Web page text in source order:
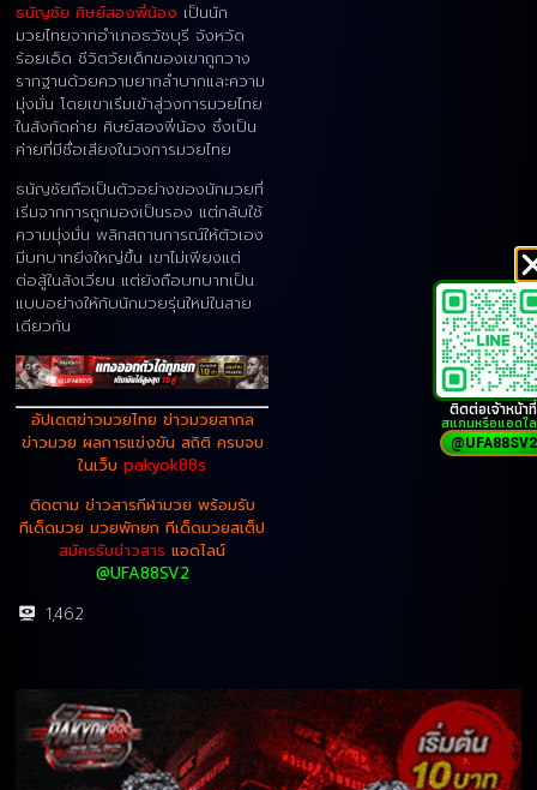
ธนัญชัย ศิษย์สองพี่น้อง เป็นนัก
มวยไทยจากอำเภอธวัชบุรี จังหวัด
ร้อยเอ็ด ชีวิตวัยเด็กของเขาถูกวาง
รากฐานด้วยความยากลำบากและความ
มุ่งมั่น โดยเขาเริ่มเข้าสู่วงการมวยไทย
ในสังกัดค่าย ศิษย์สองพี่น้อง ซึ่งเป็น
ค่ายที่มีชื่อเสียงในวงการมวยไทย
ธนัญชัยถือเป็นตัวอย่างของนักมวยที่
เริ่มจากการถูกมองเป็นรอง แต่กลับใช้
ความมุ่งมั่น พลิกสถานการณ์ให้ตัวเอง
มีบทบาทยิ่งใหญ่ขึ้น เขาไม่เพียงแต่
ต่อสู้ในสังเวียน แต่ยังถือบทบาทเป็น
แบบอย่างให้กับนักมวยรุ่นใหม่ในสาย
เดียวกัน
อัปเดตข่าวมวยไทย ข่าวมวยสากล
ข่าวมวย ผลการแข่งขัน สถิติ ครบจบ
ในเว็บ pakyok88s
ติดตาม ข่าวสารกีฬามวย พร้อมรับ
ทีเด็ดมวย มวยพักยก ทีเด็ดมวยสเต็ป
สมัครรับข่าวสาร แอดไลน์
@UFA88SV2
1,462
ติดต่อเจ้าหน้าที่
สแกนหรือแอดไ
@UFA88SV2